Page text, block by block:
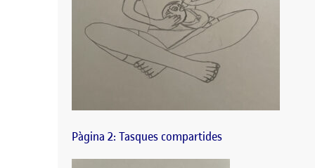
Pàgina 2: Tasques compartides